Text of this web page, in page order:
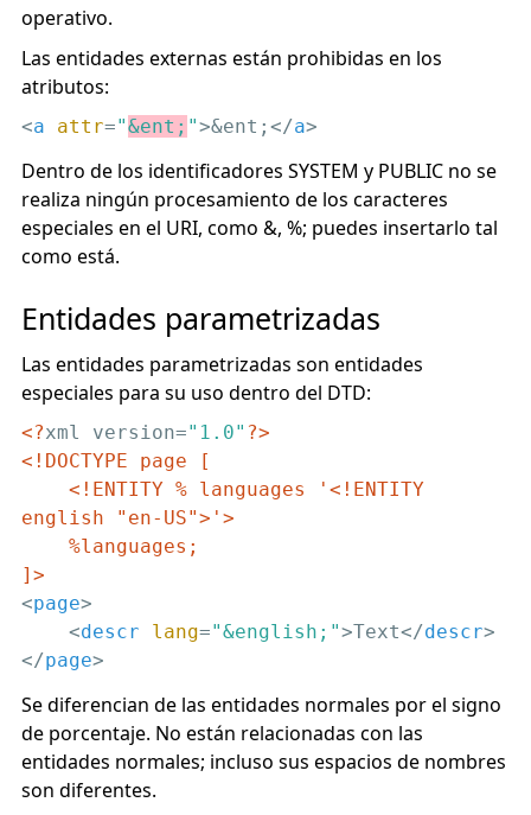
operativo.
Las entidades externas están prohibidas en los
atributos:
<a attr="&ent; ">&ent; </a>
Dentro de los identificadores SYSTEM y PUBLIC no se
realiza ningún procesamiento de los caracteres
especiales en el URI, como &, %; puedes insertarlo tal
como está.
Entidades parametrizadas
Las entidades parametrizadas son entidades
especiales para su uso dentro del DTD:
<?xml version="1.0" ?>
<!DOCTYPE page [
<!ENTITY % languages '<!ENTITY
english "en-US">'>
%languages;
]>
<page>
<descr lang="&english;">Text</descr>
</page>
Se diferencian de las entidades normales por el signo
de porcentaje. No están relacionadas con las
entidades normales; incluso sus espacios de nombres
son diferentes.